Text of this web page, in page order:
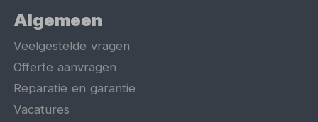
Algemeen
Veelgestelde vragen
Offerte aanvragen
Reparatie en garantie
Vacatures